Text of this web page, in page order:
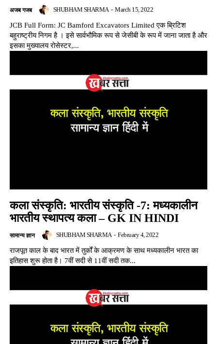
अजब गजब SHUBHAM SHARMA - March 15, 2022
JCB Full Form: JC Bamford Excavators Limited एक ब्रिटिश
बहुराष्ट्रीय निगम है । इसे सार्वभौमिक रूप से जेसीबी के रूप में जाना जाता है और
इसका मुख्यालय रोसेस्टर,...
कला संस्कृति: भारतीय संस्कृति -7: मध्यकालीन
भारतीय स्थापत्य कला – GK IN HINDI
सामान्य ज्ञान SHUBHAM SHARMA - February 4, 2022
राजपूत काल के बाद भारत में तुर्कों के आक्रमण के साथ मध्यकालीन भारत का
इतिहास शुरू होता है। 7वीं सदी से 11वीं सदी तक...